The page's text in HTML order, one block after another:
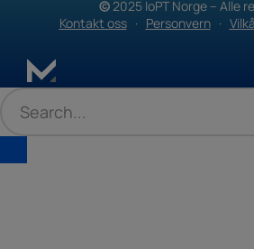
©2025 IoPT Norge – Alle
Kontakt oss· Personvern·